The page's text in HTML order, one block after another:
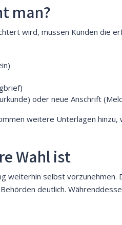
man?
wird, müssen Kunden die
oder neue Anschrift
weitere Unterlagen hinzu,
Wahl ist
weiterhin selbst
deutlich.